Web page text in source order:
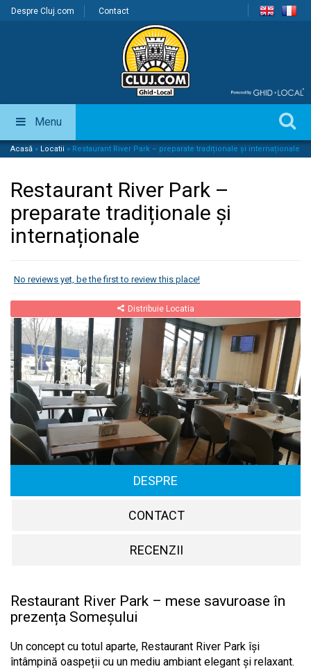
Despre Cluj.com Contact
Menu
Acasă » Locatii » Restaurant River Park – preparate tradiționale și internaționale
Restaurant River Park –
preparate tradiționale și
internaționale
No reviews yet, be the first to review this place!
Distribuie Locatia
DESPRE
CONTACT
RECENZII
Restaurant River Park – mese savuroase în
prezența Someșului
Un concept cu totul aparte, Restaurant River Park își
întâmpină oaspeții cu un mediu ambiant elegant și relaxant.